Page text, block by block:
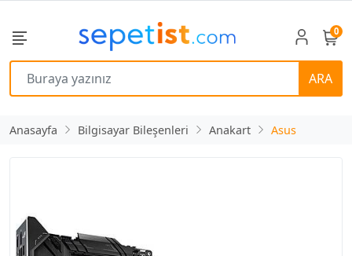
ARA
0
Anasayfa Bilgisayar Bileşenleri Anakart Asus